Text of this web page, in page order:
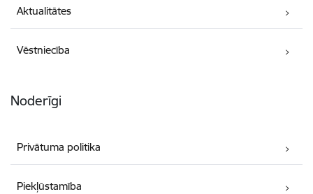
Aktualitātes
Vēstniecība
Noderīgi
Privātuma politika
Piekļūstamība